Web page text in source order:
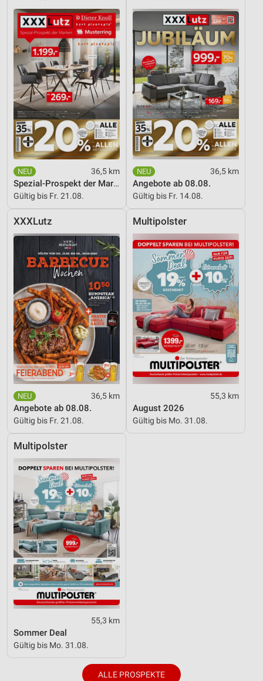
36,5 km
Spezial-Prospekt der Marken
Gültig bis Fr. 21.08.
36,5 km
Angebote ab 08.08.
Gültig bis Fr. 14.08.
XXXLutz
36,5 km
Angebote ab 08.08.
Gültig bis Fr. 21.08.
Multipolster
55,3 km
August 2026
Gültig bis Mo. 31.08.
Multipolster
55,3 km
Sommer Deal
Gültig bis Mo. 31.08.
ALLE PROSPEKTE